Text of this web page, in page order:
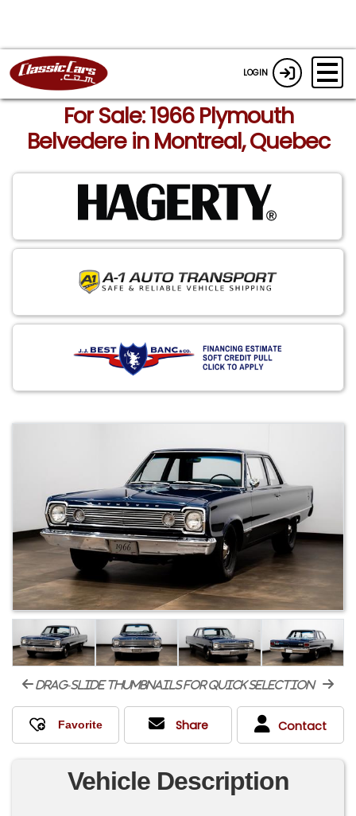
LOGIN
For Sale: 1966 Plymouth
Belvedere in Montreal, Quebec
drag-slide thumbnails for quick selection
Share Contact
Vehicle Description